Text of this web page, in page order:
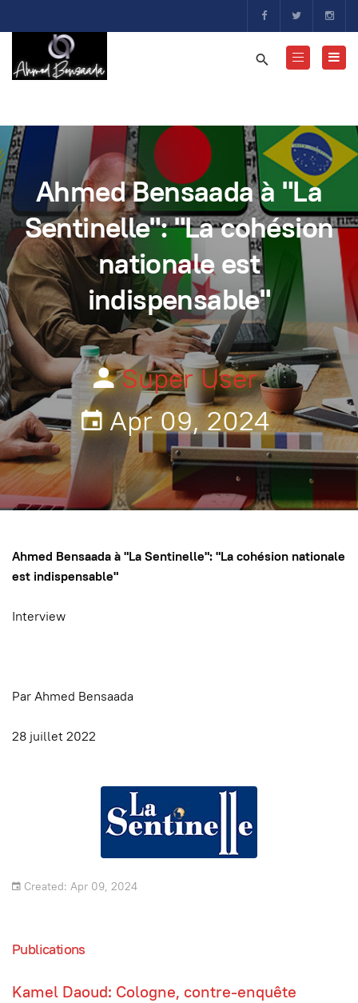
Ahmed Bensaada à "La
Sentinelle": "La cohésion
nationale est
indispensable"
Super User
Apr 09, 2024
Ahmed Bensaada à "La Sentinelle": "La cohésion nationale
est indispensable"
Interview
Par Ahmed Bensaada
28 juillet 2022
Created: Apr 09, 2024
Publications
Kamel Daoud: Cologne, contre-enquête